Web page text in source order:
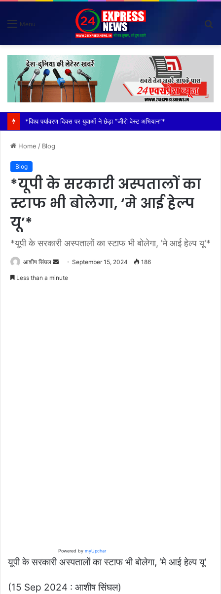
Menu
*विश्व पर्यावरण दिवस पर युवाओं ने छेड़ा “जीरो वेस्ट अभियान”*
Home / Blog
Blog
*यूपी के सरकारी अस्पतालों का
स्टाफ भी बोलेगा, ‘मे आई हेल्प
यू’*
*यूपी के सरकारी अस्पतालों का स्टाफ भी बोलेगा, 'मे आई हेल्प यू'*
आशीष सिंघल
SendSeptember 15, 2024 186
Less than a minute
Powered bymyUpchar
यूपी के सरकारी अस्पतालों का स्टाफ भी बोलेगा, ‘मे आई हेल्प यू’
(15 Sep 2024 : आशीष सिंघल)